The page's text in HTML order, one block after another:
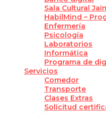
Sala Cultural
HabilMind –
Enfermería
Psicología
Laboratorios
Informática
Programa de
Servicios
Comedor
Transporte
Clases Extras
Solicitud